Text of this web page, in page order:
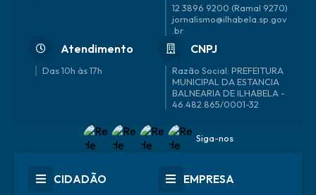
12 3896 9200 (Ramal 9270)
jornalismo@ilhabela.sp.gov
.br
Atendimento
Das 10h às 17h
CNPJ
46.482.865/0001-32
Siga-nos
CIDADÃO EMPRESA